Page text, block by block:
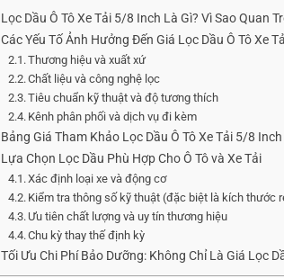
Lọc Dầu Ô Tô Xe Tải 5/8 Inch Là Gì? Vì Sao Quan
Các Yếu Tố Ảnh Hưởng Đến Giá Lọc Dầu Ô Tô Xe
Thương hiệu và xuất xứ
Chất liệu và công nghệ lọc
Tiêu chuẩn kỹ thuật và độ tương thích
Kênh phân phối và dịch vụ đi kèm
Bảng Giá Tham Khảo Lọc Dầu Ô Tô Xe Tải 5/8
Lựa Chọn Lọc Dầu Phù Hợp Cho Ô Tô và Xe Tải
Xác định loại xe và động cơ
Kiểm tra thông số kỹ thuật (đặc biệt là kích thước
Ưu tiên chất lượng và uy tín thương hiệu
Chu kỳ thay thế định kỳ
Tối Ưu Chi Phí Bảo Dưỡng: Không Chỉ Là Giá Lọc